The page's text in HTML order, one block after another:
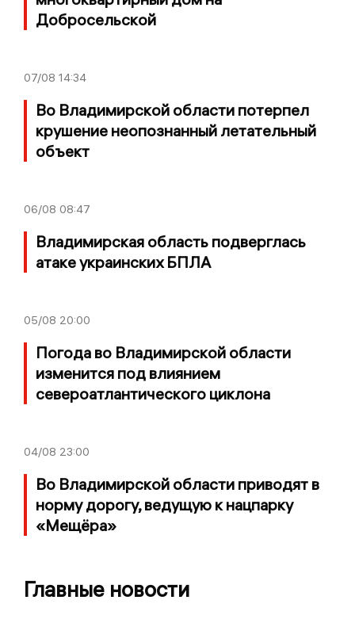
Добросельской
07/08 14:34
Во Владимирской области потерпел
крушение неопознанный летательный
объект
06/08 08:47
Владимирская область подверглась
атаке украинских БПЛА
05/08 20:00
Погода во Владимирской области
изменится под влиянием
североатлантического циклона
04/08 23:00
Во Владимирской области приводят в
норму дорогу, ведущую к нацпарку
«Мещёра»
Главные новости